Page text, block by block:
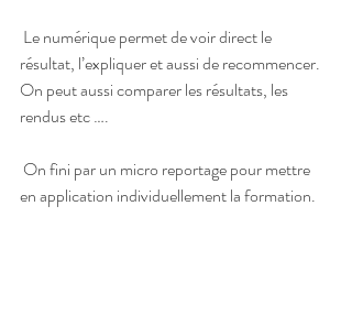
résultat, l’expliquer et aussi de recommencer.
On peut aussi comparer les résultats, les
rendus etc ….
en application individuellement la formation.